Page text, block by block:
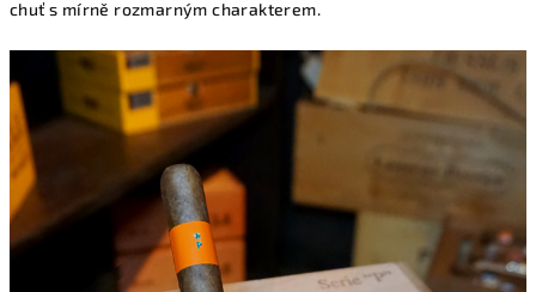
chuť s mírně rozmarným charakterem.